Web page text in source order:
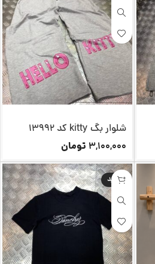
شلوار بگ kitty کد 13992
3,100,000 تومان
جدید